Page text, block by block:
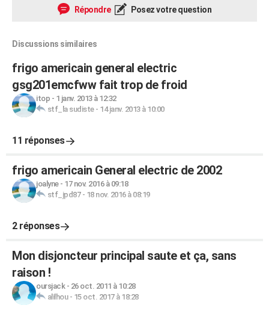
Répondre Posez votre question
Discussions similaires
frigo americain general electric
gsg201emcfww fait trop de froid
itop - 1 janv. 2013 à 12:32
stf_la sudiste- 14 janv. 2013 à 10:00
11 réponses
frigo americain General electric de 2002
joalyne- 17 nov. 2016 à 09:18
stf_jpd87- 18 nov. 2016 à 08:19
2 réponses
Mon disjoncteur principal saute et ça, sans
raison !
oursjack- 26 oct. 2011 à 10:28
alilhou- 15 oct. 2017 à 18:28